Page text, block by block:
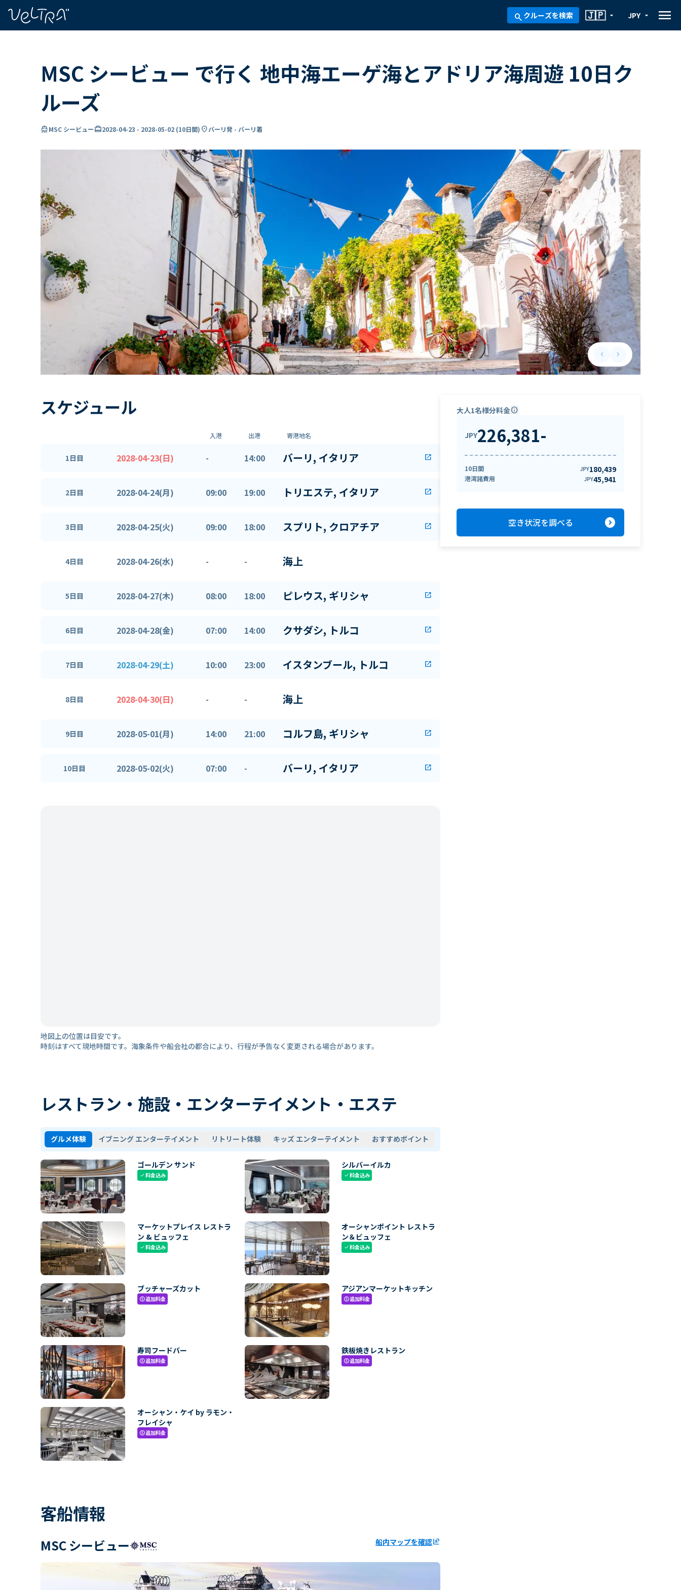
search クルーズを検索 arrow_drop_down
🇯🇵 arrow_drop_down
JPY menu
MSC シービュー で行く 地中海エーゲ海とアドリア海周遊 10日ク
ルーズ
directions_boatMSC シービューcard_travel2028-04-23 - 2028-05-02 (10日間) location_onバーリ発 - バーリ着
keyboard_arrow_leftPrevious slide
keyboard_arrow_rightNext slide
スケジュール
入港 出港 寄港地名
1日目 2028-04-23(日) - 14:00 バーリ, イタリア open_in_new
2日目 2028-04-24(月) 09:00 19:00 トリエステ, イタリア open_in_new
3日目 2028-04-25(火) 09:00 18:00 スプリト, クロアチア open_in_new
4日目 2028-04-26(水) - - 海上
5日目 2028-04-27(木) 08:00 18:00 ピレウス, ギリシャ open_in_new
6日目 2028-04-28(金) 07:00 14:00 クサダシ, トルコ open_in_new
7日目 2028-04-29(土) 10:00 23:00 イスタンブール, トルコ open_in_new
8日目 2028-04-30(日) - - 海上
9日目 2028-05-01(月) 14:00 21:00 コルフ島, ギリシャ open_in_new
10日目 2028-05-02(火) 07:00 - バーリ, イタリア open_in_new
地図上の位置は目安です。
時刻はすべて現地時間です。海象条件や船会社の都合により、行程が予告なく変更される場合があります。
レストラン・施設・エンターテイメント・エステ
グルメ体験 イブニング エンターテイメント リトリート体験 キッズ エンターテイメント おすすめポイント
ゴールデン サンド
check料金込み
シルバーイルカ
check料金込み
マーケットプレイス レストラ
ン & ビュッフェ
check料金込み
オーシャンポイント レストラ
ン＆ビュッフェ
check料金込み
ブッチャーズカット
paid追加料金
アジアンマーケットキッチン
paid追加料金
寿司フードバー
paid追加料金
鉄板焼きレストラン
paid追加料金
オーシャン・ケイ by ラモン・
フレイシャ
paid追加料金
客船情報
MSC シービュー 船内マップを確認ungroup
大人1名様分料金info
JPY226,381-
10日間 JPY180,439
港湾諸費用 JPY45,941
空き状況を調べる expand_circle_right